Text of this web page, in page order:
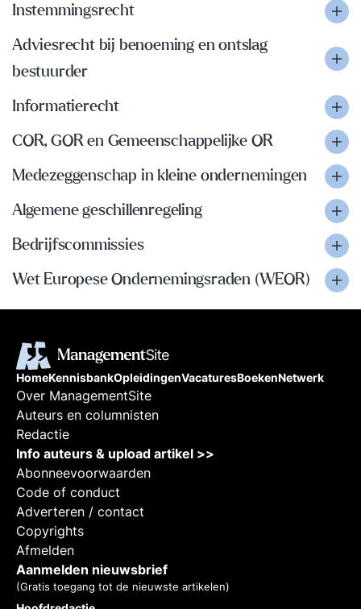
Instemmingsrecht
Adviesrecht bij benoeming en ontslag
bestuurder
Informatierecht
COR, GOR en Gemeenschappelijke OR
Medezeggenschap in kleine ondernemingen
Algemene geschillenregeling
Bedrijfscommissies
Wet Europese Ondernemingsraden (WEOR)
HomeKennisbankOpleidingenVacaturesBoekenNetwerk
Over ManagementSite
Auteurs en columnisten
Redactie
Info auteurs & upload artikel >>
Abonneevoorwaarden
Code of conduct
Adverteren / contact
Copyrights
Afmelden
Aanmelden nieuwsbrief
(Gratis toegang tot de nieuwste artikelen)